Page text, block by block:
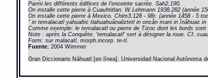
Parmi les différents édifices de l'enceinte sacrée. Sah2,190.
On installe cette pierre à Cuauhtitlan. W.Lehmann 1938,282 (année
On installe cette pierre à Mexico. Chim3,128 - 98r. (année 1458 - 5
" in temalacatl yahualtic tlahuahuânaliztetl in oncân mani in înâhuac
Comme exemple: le temalacatl ou pierre de Tizoc dont les bords
Note : après la Conquête, 'temalacatl' sert à désigner la roue. Cf.
Form: sur malacatl, morph.incorp. te-tl.
Fuente:2004 Wimmer
Gran Diccionario Náhuatl [en línea]. Universidad Nacional